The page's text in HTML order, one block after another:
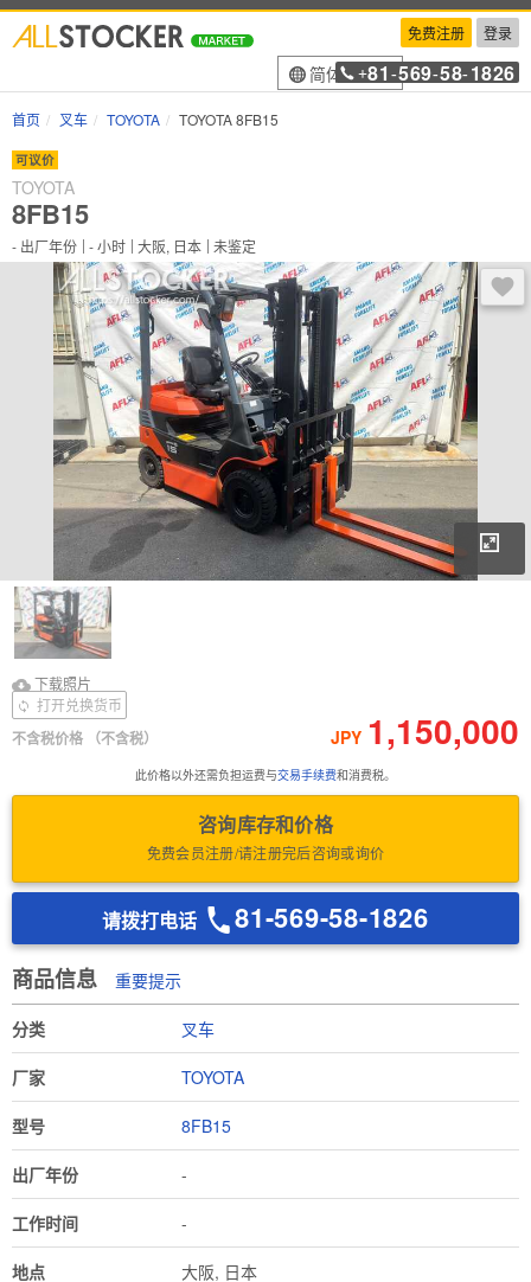
免费注册 登录
简体中文
+81 -569-58-1826
首页 叉车 TOYOTA TOYOTA 8FB15
可议价
TOYOTA
8FB15
- 出厂年份 -小时 大阪, 日本 未鉴定
登
下载照片
下载照片
不含税价格 （不含税） JPY 1,150,000
打开兑换货币
此价格以外还需负担运费与交易手续费和消费税。
咨询库存和价格
免费会员注册/请注册完后咨询或询价
请拨打电话 81-569-58-1826
商品信息 重要提示
分类 叉车
厂家 TOYOTA
型号 8FB15
出厂年份 -
工作时间 -
地点 大阪, 日本